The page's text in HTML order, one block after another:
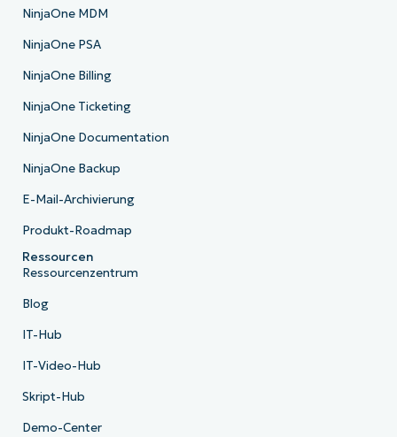
NinjaOne MDM
NinjaOne PSA
NinjaOne Billing
NinjaOne Ticketing
NinjaOne Documentation
NinjaOne Backup
E-Mail-Archivierung
Produkt-Roadmap
Ressourcen
Ressourcenzentrum
Blog
IT-Hub
IT-Video-Hub
Skript-Hub
Demo-Center